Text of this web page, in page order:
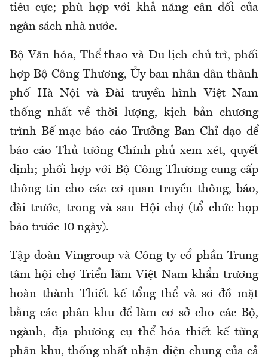
tiêu cực; phù hợp với khả năng cân đối của
ngân sách nhà nước.
Bộ Văn hóa, Thể thao và Du lịch chủ trì, phối
hợp Bộ Công Thương, Ủy ban nhân dân thành
phố Hà Nội và Đài truyền hình Việt Nam
thống nhất về thời lượng, kịch bản chương
trình Bế mạc báo cáo Trưởng Ban Chỉ đạo để
báo cáo Thủ tướng Chính phủ xem xét, quyết
định; phối hợp với Bộ Công Thương cung cấp
thông tin cho các cơ quan truyền thông, báo,
đài trước, trong và sau Hội chợ (tổ chức họp
báo trước 10 ngày).
Tập đoàn Vingroup và Công ty cổ phần Trung
tâm hội chợ Triển lãm Việt Nam khẩn trương
hoàn thành Thiết kế tổng thể và sơ đồ mặt
bằng các phân khu để làm cơ sở cho các Bộ,
ngành, địa phương cụ thể hóa thiết kế từng
phân khu, thống nhất nhận diện chung của cả